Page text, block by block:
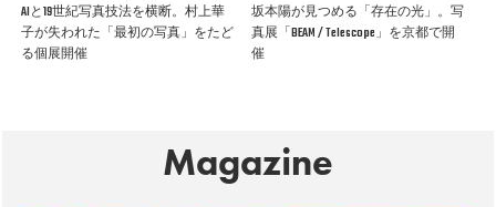
AIと19世紀写真技法を横断。村上華
子が失われた「最初の写真」をたど
る個展開催
坂本陽が見つめる「存在の光」。写
真展「BEAM / Telescope」を京都で開
催
Magazine